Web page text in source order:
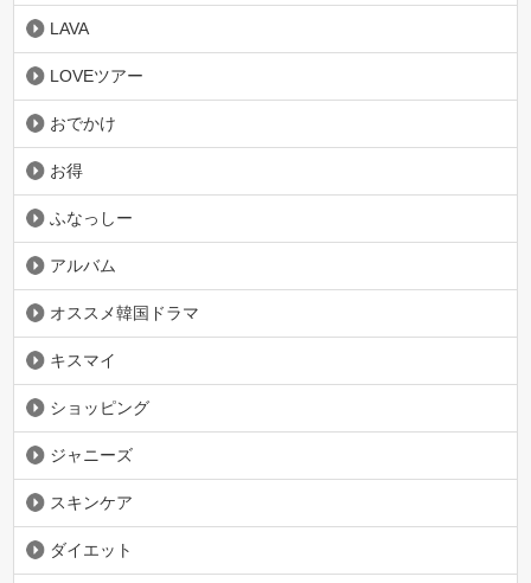
LAVA
LOVEツアー
おでかけ
お得
ふなっしー
アルバム
オススメ韓国ドラマ
キスマイ
ショッピング
ジャニーズ
スキンケア
ダイエット